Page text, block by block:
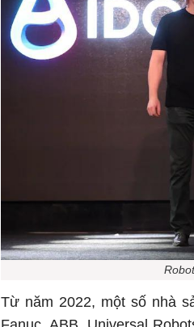
Từ năm 2022, một số nhà